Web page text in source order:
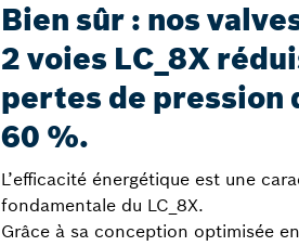
Bien sûr : nos
2 voies LC_8X
pertes de pression
60 %.
L’efficacité énergétique est une
fondamentale du LC_8X.
Grâce à sa conception optimisée